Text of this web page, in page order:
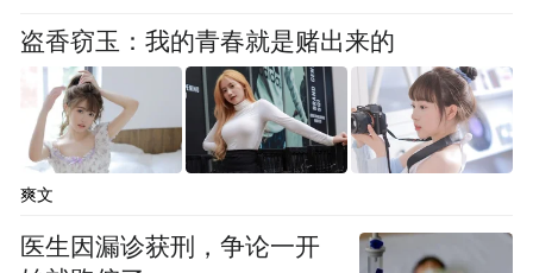
盗香窃玉：我的青春就是赌出来的
爽文
医生因漏诊获刑，争论一开